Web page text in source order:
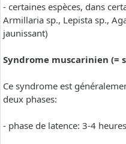
- certaines espèces, dans
Armillaria sp., Lepista sp.,
jaunissant)
Syndrome muscarinien (=
Ce syndrome est
deux phases:
- phase de latence: 3-4 heures